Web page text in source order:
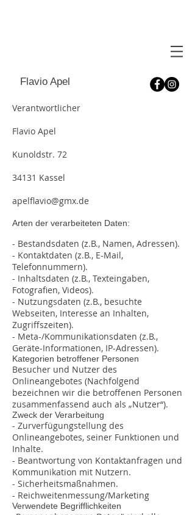
Flavio Apel
Verantwortlicher
Flavio Apel
Kunoldstr. 72
34131 Kassel
apelflavio@gmx.de
Arten der verarbeiteten Daten:
- Bestandsdaten (z.B., Namen, Adressen).
- Kontaktdaten (z.B., E-Mail,
Telefonnummern).
- Inhaltsdaten (z.B., Texteingaben,
Fotografien, Videos).
- Nutzungsdaten (z.B., besuchte
Webseiten, Interesse an Inhalten,
Zugriffszeiten).
- Meta-/Kommunikationsdaten (z.B.,
Geräte-Informationen, IP-Adressen).
Kategorien betroffener Personen
Besucher und Nutzer des
Onlineangebotes (Nachfolgend
bezeichnen wir die betroffenen Personen
zusammenfassend auch als „Nutzer“).
Zweck der Verarbeitung
- Zurverfügungstellung des
Onlineangebotes, seiner Funktionen und
Inhalte.
- Beantwortung von Kontaktanfragen und
Kommunikation mit Nutzern.
- Sicherheitsmaßnahmen.
- Reichweitenmessung/Marketing
Verwendete Begrifflichkeiten